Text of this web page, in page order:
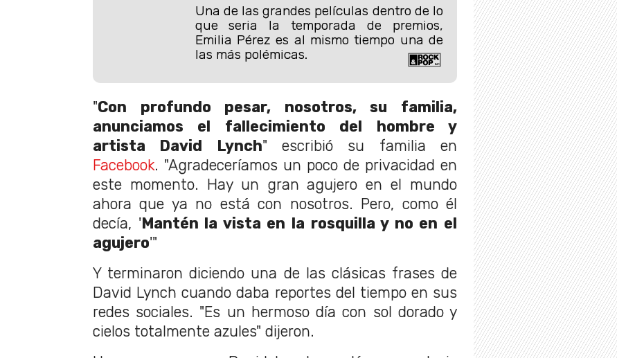
Una de las grandes películas dentro de lo
que seria la temporada de premios,
Emilia Pérez es al mismo tiempo una de
las más polémicas.
"Con profundo pesar, nosotros, su familia,
anunciamos el fallecimiento del hombre y
artista David Lynch" escribió su familia en
Facebook. "Agradeceríamos un poco de privacidad en
este momento. Hay un gran agujero en el mundo
ahora que ya no está con nosotros. Pero, como él
decía, 'Mantén la vista en la rosquilla y no en el
agujero'"
Y terminaron diciendo una de las clásicas frases de
David Lynch cuando daba reportes del tiempo en sus
redes sociales. "Es un hermoso día con sol dorado y
cielos totalmente azules" dijeron.